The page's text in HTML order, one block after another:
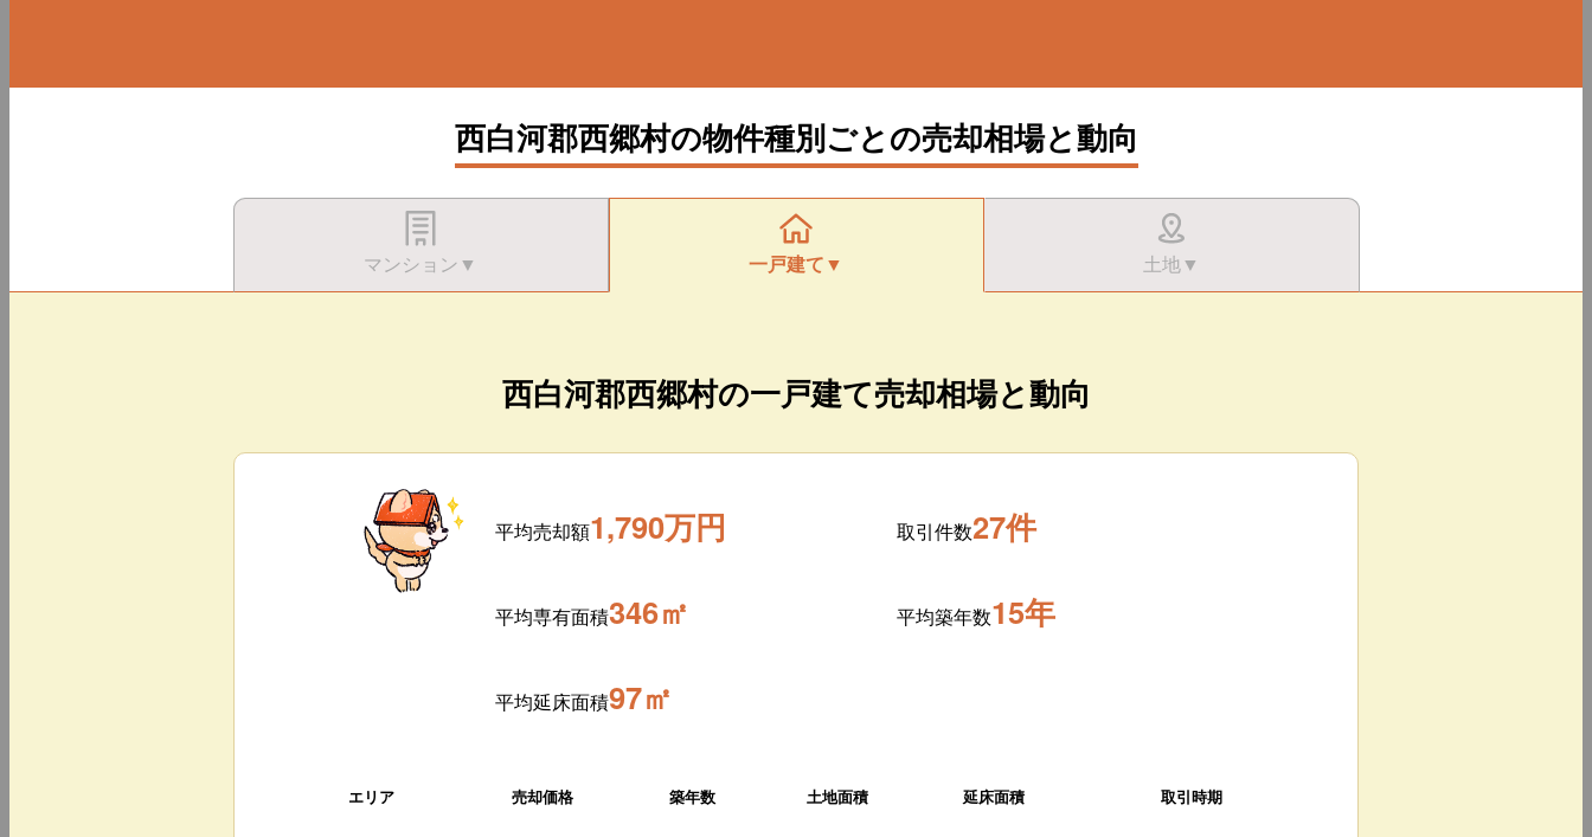
西白河郡西郷村の物件種別ごとの売却相場と動向
マンション▼ 一戸建て▼ 土地▼
西白河郡西郷村の一戸建て売却相場と動向
平均売却額1,790万円 取引件数27件
平均専有面積346㎡ 平均築年数15年
平均延床面積97㎡
エリア 売却価格 築年数 土地面積 延床面積 取引時期